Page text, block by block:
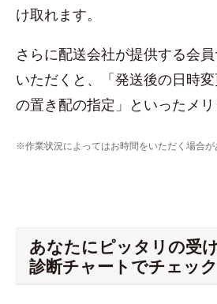
け取れます。
さらに配送会社が提供する会
いただくと、「発送後の日時
の置き配の指定」といったメリ
※作業状況によってはお時間をいただく場合が
あなたにピッタリの受
診断チャートでチェック